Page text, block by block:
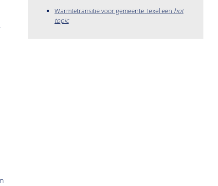
Warmtetransitie voor gemeente Texel een hot
topic